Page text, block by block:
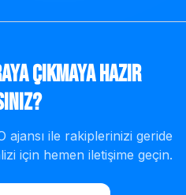
Çıkmaya Hazır
ajansı ile rakiplerinizi geride
için hemen iletişime geçin.